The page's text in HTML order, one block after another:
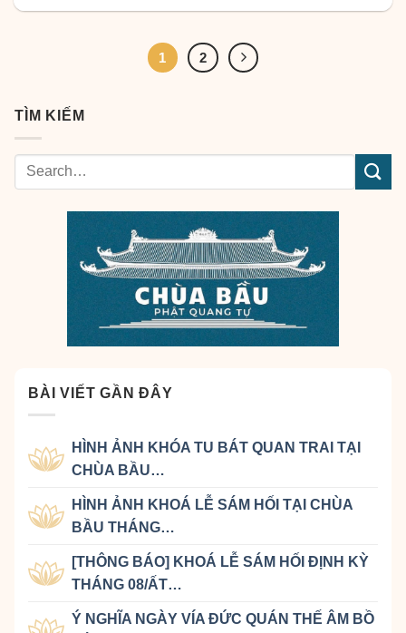
1 2
TÌM KIẾM
BÀI VIẾT GẦN ĐÂY
HÌNH ẢNH KHÓA TU BÁT QUAN TRAI TẠI
CHÙA BẦU…
HÌNH ẢNH KHOÁ LỄ SÁM HỐI TẠI CHÙA
BẦU THÁNG…
[THÔNG BÁO] KHOÁ LỄ SÁM HỐI ĐỊNH KỲ
THÁNG 08/ẤT…
Ý NGHĨA NGÀY VÍA ĐỨC QUÁN THẾ ÂM BỒ